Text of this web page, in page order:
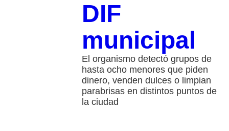
DIF
municipal
El organismo detectó grupos de
hasta ocho menores que piden
dinero, venden dulces o limpian
parabrisas en distintos puntos de
la ciudad